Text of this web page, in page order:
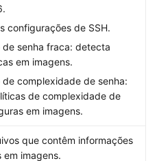
configurações de SSH.
de senha fraca: detecta
em imagens.
de complexidade de senha:
de complexidade de
em imagens.
que contêm informações
imagens.